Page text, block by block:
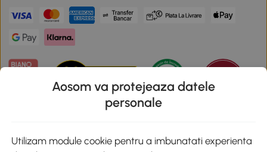
Descarca aplicatia Aosom
Aosom va protejeaza datele
personale
Utilizam module cookie pentru a imbunatati experienta